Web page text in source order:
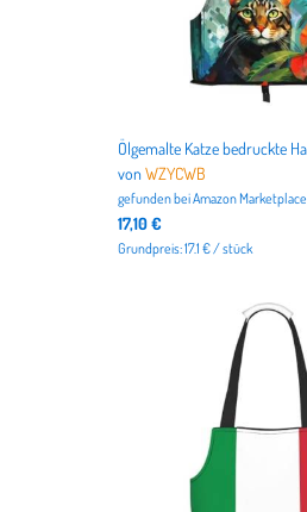
vonWZYCWB
gefunden beiAmazon Marketplace
17,10 €
Grundpreis: 17.1 € / stück